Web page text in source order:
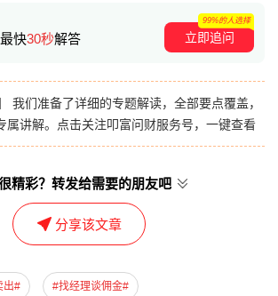
最快30秒解答 立即追问
99%的人选择
我们准备了详细的专题解读，全部要点覆盖，
属讲解。点击关注叩富问财服务号，一键查看
精彩？转发给需要的朋友吧
分享该文章
出# #找经理谈佣金#